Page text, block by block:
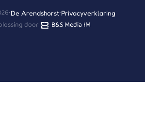
•De Arendshorst•Privacyverklaring
door B&S Media IM